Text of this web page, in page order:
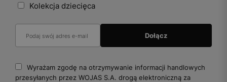
Kolekcja dziecięca
Wyrażam zgodę na otrzymywanie informacji handlowych
przesyłanych przez WOJAS S.A. drogą elektroniczną za